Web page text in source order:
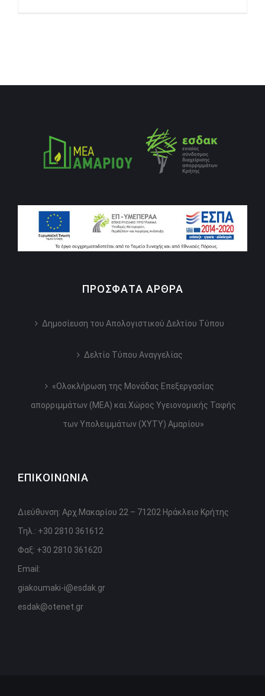
ΠΡΌΣΦΑΤΑ ΆΡΘΡΑ
Δημοσίευση του Απολογιστικού Δελτίου Τύπου
Δελτίο Τύπου Αναγγελίας
«Ολοκλήρωση της Μονάδας Επεξεργασίας
απορριμμάτων (ΜΕΑ) και Χώρος Υγειονομικής Ταφής
των Υπολειμμάτων (ΧΥΤΥ) Αμαρίου»
ΕΠΙΚΟΙΝΩΝΙΑ
Διεύθυνση: Αρχ.Μακαρίου 22 – 71202 Ηράκλειο Κρήτης
Τηλ.: +30 2810 361612
Φαξ: +30 2810 361620
Email:
giakoumaki-i@esdak.gr
esdak@otenet.gr